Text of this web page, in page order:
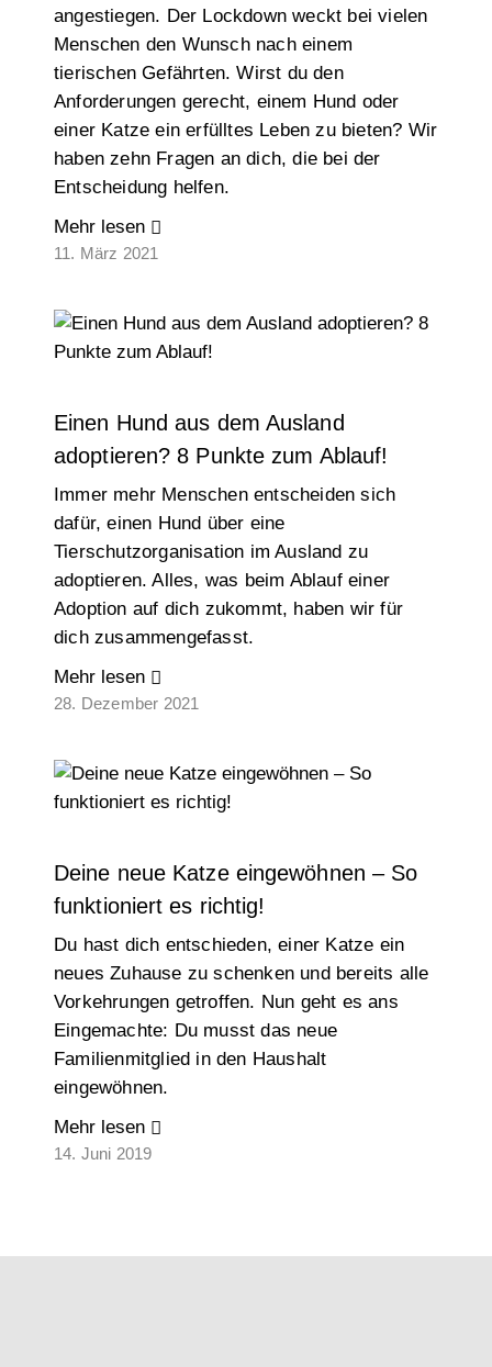
angestiegen. Der Lockdown weckt bei vielen
Menschen den Wunsch nach einem
tierischen Gefährten. Wirst du den
Anforderungen gerecht, einem Hund oder
einer Katze ein erfülltes Leben zu bieten? Wir
haben zehn Fragen an dich, die bei der
Entscheidung helfen.
Mehr lesen
11. März 2021
Einen Hund aus dem Ausland
adoptieren? 8 Punkte zum Ablauf!
Immer mehr Menschen entscheiden sich
dafür, einen Hund über eine
Tierschutzorganisation im Ausland zu
adoptieren. Alles, was beim Ablauf einer
Adoption auf dich zukommt, haben wir für
dich zusammengefasst.
Mehr lesen
28. Dezember 2021
Deine neue Katze eingewöhnen – So
funktioniert es richtig!
Du hast dich entschieden, einer Katze ein
neues Zuhause zu schenken und bereits alle
Vorkehrungen getroffen. Nun geht es ans
Eingemachte: Du musst das neue
Familienmitglied in den Haushalt
eingewöhnen.
Mehr lesen
14. Juni 2019